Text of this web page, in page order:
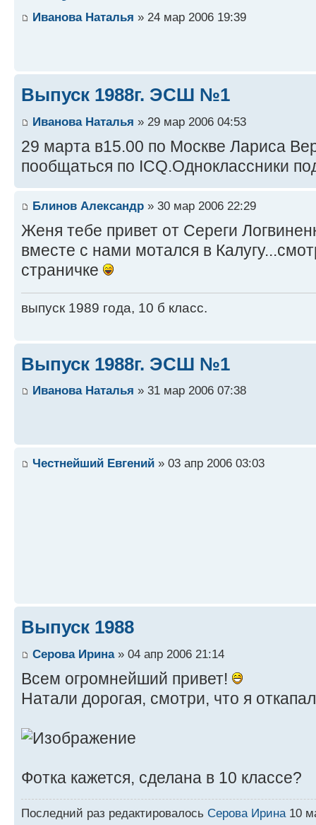
Иванова Наталья » 24 мар 2006 19:39
Выпуск 1988г. ЭСШ №1
Иванова Наталья » 29 мар 2006 04:53
29 марта в15.00 по Москве Лариса
пообщаться по ICQ.Одноклассники
Блинов Александр » 30 мар 2006 22:29
Женя тебе привет от Сереги
вместе с нами мотался в
страничке
выпуск 1989 года, 10 б класс.
Выпуск 1988г. ЭСШ №1
Иванова Наталья » 31 мар 2006 07:38
Честнейший Евгений » 03 апр 2006 03:03
Выпуск 1988
Серова Ирина» 04 апр 2006 21:14
Всем огромнейший привет!
Натали дорогая, смотри, что я
Фотка кажется, сделана в 10 классе?
Последний раз редактировалось Серова Ирина 10